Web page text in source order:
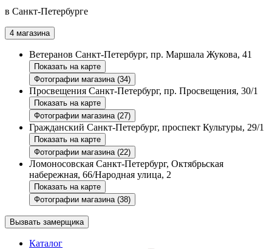
в Санкт-Петербурге
4 магазина
Ветеранов Санкт-Петербург, пр. Маршала Жукова, 41
Показать на карте
Фотографии магазина (34)
Просвещения Санкт-Петербург, пр. Просвещения, 30/1
Показать на карте
Фотографии магазина (27)
Гражданский Санкт-Петербург, проспект Культуры, 29/1
Показать на карте
Фотографии магазина (22)
Ломоносовская Санкт-Петербург, Октябрьская
набережная, 66/Народная улица, 2
Показать на карте
Фотографии магазина (38)
Вызвать замерщика
Каталог